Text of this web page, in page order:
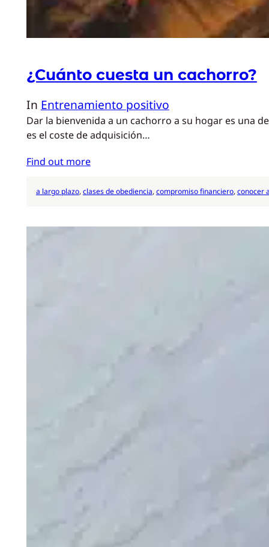
¿Cuánto cuesta un cachorro?
In Entrenamiento positivo
Dar la bienvenida a un cachorro a su hogar es una
es el coste de adquisición…
Find out more
a largo plazo, clases de obediencia, compromiso financiero, conocer